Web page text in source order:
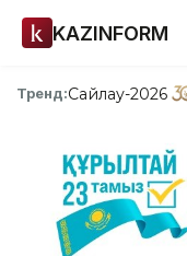
KAZINFORM
Тренд:Сайлау-2026